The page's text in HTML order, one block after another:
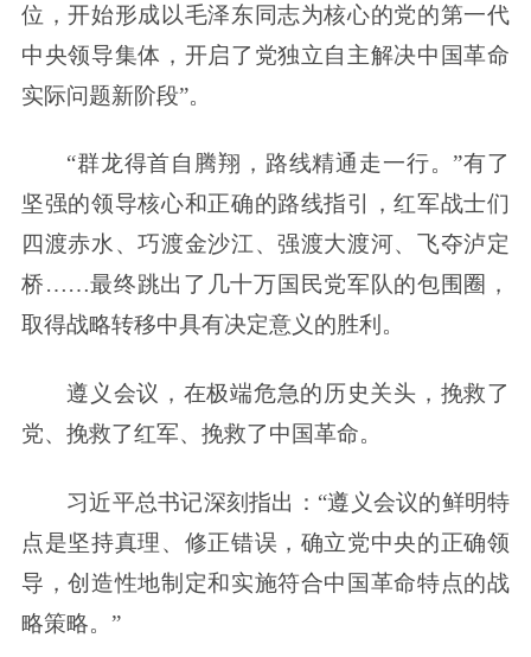
位，开始形成以毛泽东同志为核心的党的第一代
中央领导集体，开启了党独立自主解决中国革命
实际问题新阶段”。
“群龙得首自腾翔，路线精通走一行。”有了
坚强的领导核心和正确的路线指引，红军战士们
四渡赤水、巧渡金沙江、强渡大渡河、飞夺泸定
桥……最终跳出了几十万国民党军队的包围圈，
取得战略转移中具有决定意义的胜利。
遵义会议，在极端危急的历史关头，挽救了
党、挽救了红军、挽救了中国革命。
习近平总书记深刻指出：“遵义会议的鲜明特
点是坚持真理、修正错误，确立党中央的正确领
导，创造性地制定和实施符合中国革命特点的战
略策略。”